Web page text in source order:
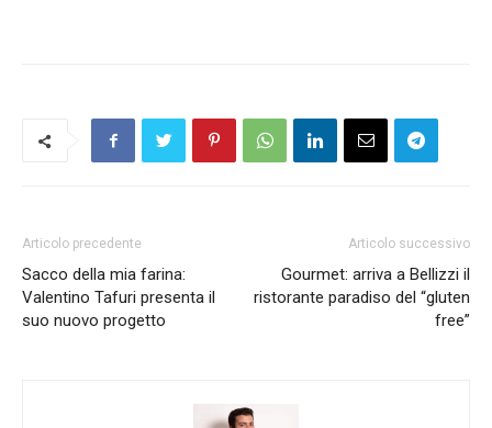
Articolo precedente
Sacco della mia farina:
Valentino Tafuri presenta il
suo nuovo progetto
Articolo successivo
Gourmet: arriva a Bellizzi il
ristorante paradiso del “gluten
free”